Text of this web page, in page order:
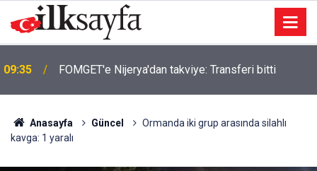
09:14 Camide hırsızlık: Kameraya yansıdı
Anasayfa Güncel
Ormanda iki grup arasında silahlı
kavga: 1 yaralı